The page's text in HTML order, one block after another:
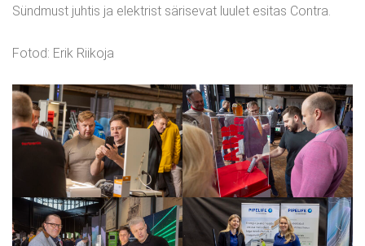
Sündmust juhtis ja elektrist särisevat luulet esitas Contra.
Fotod: Erik Riikoja